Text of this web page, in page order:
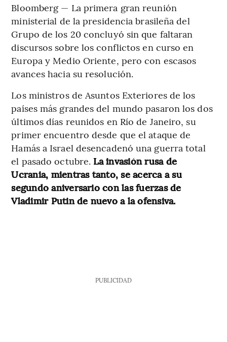
Bloomberg — La primera gran reunión
ministerial de la presidencia brasileña del
Grupo de los 20 concluyó sin que faltaran
discursos sobre los conflictos en curso en
Europa y Medio Oriente, pero con escasos
avances hacia su resolución.
Los ministros de Asuntos Exteriores de los
países más grandes del mundo pasaron los dos
últimos días reunidos en Río de Janeiro, su
primer encuentro desde que el ataque de
Hamás a Israel desencadenó una guerra total
el pasado octubre. La invasión rusa de
Ucrania, mientras tanto, se acerca a su
segundo aniversario con las fuerzas de
Vladimir Putin de nuevo a la ofensiva.
PUBLICIDAD